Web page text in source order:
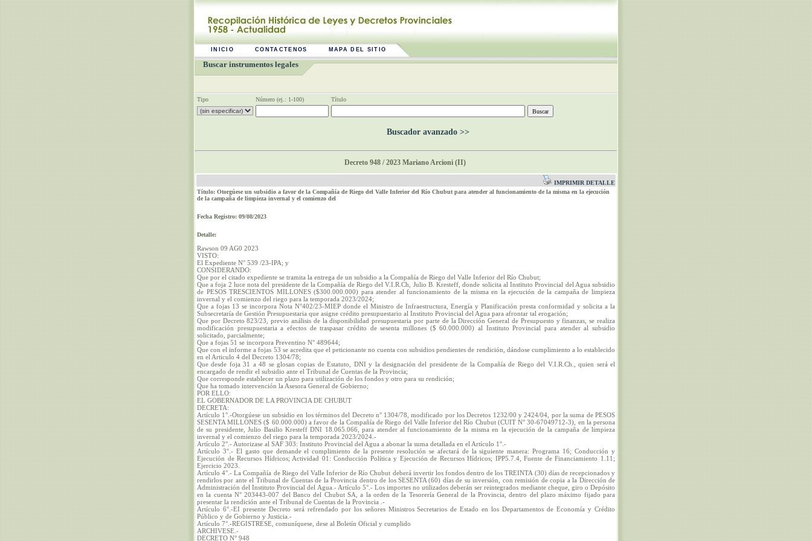
INICIO CONTACTENOS MAPA DEL SITIO
Buscar instrumentos legales
Tipo Número (ej.: 1-100) Título
Buscador avanzado >>
Decreto 948 / 2023 Mariano Arcioni (II)
IMPRIMIR DETALLE
Título: Otorgúese un subsidio a favor de la Compañía de Riego del Valle Inferior del Río Chubut para atender al funcionamiento de la misma en la ejecución
de la campaña de limpieza invernal y el comienzo del
Fecha Registro: 09/08/2023
Detalle:
Rawson 09 AG0 2023
VISTO:
El Expediente N° 539 /23-IPA; y
CONSIDERANDO:
Que por el citado expediente se tramita la entrega de un subsidio a la Compañía de Riego del Valle Inferior del Río Chubut;
Que a foja 2 luce nota del presidente de la Compañía de Riego del V.I.R.Ch, Julio B. Kresteff, donde solicita al Instituto Provincial del Agua subsidio
de PESOS TRESCIENTOS MILLONES ($300.000.000) para atender al funcionamiento de la misma en la ejecución de la campaña de limpieza
invernal y el comienzo del riego para la temporada 2023/2024;
Que a fojas 13 se incorpora Nota N°402/23-MIEP donde el Ministro de Infraestructura, Energía y Planificación presta conformidad y solicita a la
Subsecretaría de Gestión Presupuestaria que asigne crédito presupuestario al Instituto Provincial del Agua para afrontar tal erogación;
Que por Decreto 823/23, previo análisis de la disponibilidad presupuestaria por parte de la Dirección General de Presupuesto y finanzas, se realiza
modificación presupuestaria a efectos de traspasar crédito de sesenta millones ($ 60.000.000) al Instituto Provincial para atender al subsidio
solicitado, parcialmente;
Que a fojas 51 se incorpora Preventino N° 489644;
Que con el informe a fojas 53 se acredita que el peticionante no cuenta con subsidios pendientes de rendición, dándose cumplimiento a lo establecido
en el Articulo 4 del Decreto 1304/78;
Que desde foja 31 a 48 se glosan copias de Estatuto, DNI y la designación del presidente de la Compañía de Riego del V.I.R.Ch., quien será el
encargado de rendir el subsidio ante el Tribunal de Cuentas de la Provincia;
Que corresponde establecer un plazo para utilización de los fondos y otro para su rendición;
Que ha tomado intervención la Asesora General de Gobierno;
POR ELLO:
EL GOBERNADOR DE LA PROVINCIA DE CHUBUT
DECRETA:
Artículo 1°.-Otorgúese un subsidio en los términos del Decreto n° 1304/78, modificado por los Decretos 1232/00 y 2424/04, por la suma de PESOS
SESENTA MILLONES ($ 60.000.000) a favor de la Compañía de Riego del Valle Inferior del Río Chubut (CUIT N° 30-67049712-3), en la persona
de su presidente, Julio Basilio Kresteff DNI 18.065.066, para atender al funcionamiento de la misma en la ejecución de la campaña de limpieza
invernal y el comienzo del riego para la temporada 2023/2024.-
Artículo 2°.- Autorizase al SAF 303: Instituto Provincial del Agua a abonar la suma detallada en el Artículo 1°.-
Artículo 3°.- El gasto que demande el cumplimiento de la presente resolución se afectará de la siguiente manera: Programa 16; Conducción y
Ejecución de Recursos Hídricos; Actividad 01: Conducción Política y Ejecución de Recursos Hídricos; IPP5.7.4, Fuente de Financiamiento 1.11;
Ejercicio 2023.
Artículo 4°.- La Compañía de Riego del Valle Inferior de Río Chubut deberá invertir los fondos dentro de los TREINTA (30) días de recepcionados y
rendirlos por ante el Tribunal de Cuentas de la Provincia dentro de los SESENTA (60) días de su inversión, con remisión de copia a la Dirección de
Administración del Instituto Provincial del Agua.- Artículo 5°.- Los importes no utilizados deberán ser reintegrados mediante cheque, giro o Depósito
en la cuenta N° 203443-007 del Banco del Chubut SA, a la orden de la Tesorería General de la Provincia, dentro del plazo máximo fijado para
presentar la rendición ante el Tribunal de Cuentas de la Provincia .-
Artículo 6°.-EI presente Decreto será refrendado por los señores Ministros Secretarios de Estado en los Departamentos de Economía y Crédito
Público y de Gobierno y Justicia.-
Artículo 7°.-REGISTRESE, comuníquese, dese al Boletín Oficial y cumplido
ARCHIVESE.-
DECRETO N° 948